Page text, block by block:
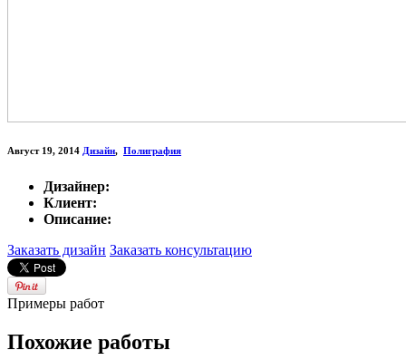
Август 19, 2014 Дизайн, Полиграфия
Дизайнер:
Клиент:
Описание:
Заказать дизайн Заказать консультацию
Примеры работ
Похожие работы